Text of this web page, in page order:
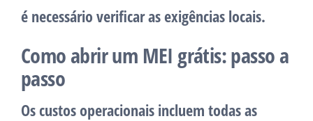
é necessário verificar as exigências locais.
Como abrir um MEI grátis: passo a
passo
Os custos operacionais incluem todas as